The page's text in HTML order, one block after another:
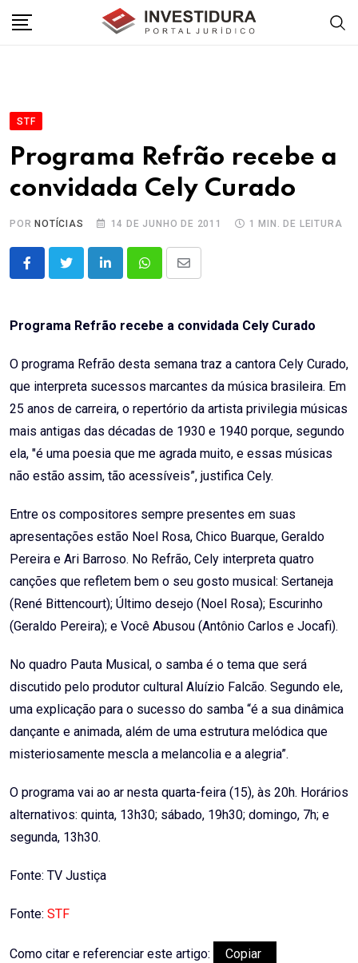
STF
Programa Refrão recebe a
convidada Cely Curado
POR NOTÍCIAS 14 DE JUNHO DE 2011 1 MIN. DE LEITURA
LinkedInWhatsappShare
Email
Programa Refrão recebe a convidada Cely Curado
O programa Refrão desta semana traz a cantora Cely Curado,
que interpreta sucessos marcantes da música brasileira. Em
25 anos de carreira, o repertório da artista privilegia músicas
mais antigas das décadas de 1930 e 1940 porque, segundo
ela, "é uma poesia que me agrada muito, e essas músicas
não estão assim, tão acessíveis”, justifica Cely.
Entre os compositores sempre presentes em suas
apresentações estão Noel Rosa, Chico Buarque, Geraldo
Pereira e Ari Barroso. No Refrão, Cely interpreta quatro
canções que refletem bem o seu gosto musical: Sertaneja
(René Bittencourt); Último desejo (Noel Rosa); Escurinho
(Geraldo Pereira); e Você Abusou (Antônio Carlos e Jocafi).
No quadro Pauta Musical, o samba é o tema que será
discutido pelo produtor cultural Aluízio Falcão. Segundo ele,
uma explicação para o sucesso do samba “é a sua dinâmica
dançante e animada, além de uma estrutura melódica que
misteriosamente mescla a melancolia e a alegria”.
O programa vai ao ar nesta quarta-feira (15), às 20h. Horários
alternativos: quinta, 13h30; sábado, 19h30; domingo, 7h; e
segunda, 13h30.
Fonte: TV Justiça
Fonte: STF
Como citar e referenciar este artigo:
Copiar